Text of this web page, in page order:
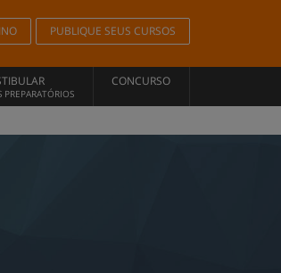
PUBLIQUE SEUS CURSOS
PREPARATÓRIOS
CONCURSO